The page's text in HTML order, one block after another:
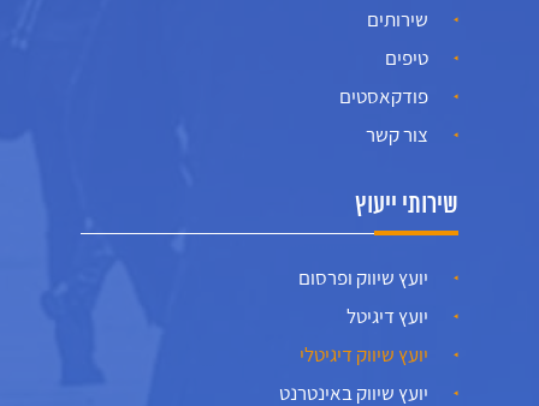
שירותים
טיפים
פודקאסטים
צור קשר
שירותי ייעוץ
יועץ שיווק ופרסום
יועץ דיגיטל
יועץ שיווק דיגיטלי
יועץ שיווק באינטרנט